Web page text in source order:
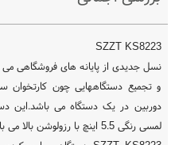
SZZT KS8223
نسل جدیدی از پایانه های فروشگاهی
و تجمیع دستگاههایی چون کارتخوان
لمسی رنگی 5.5 اینچ با رزولوشن بالا می باشد.